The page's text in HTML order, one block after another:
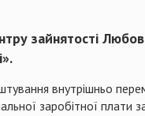
зайнятості
внутрішньо
заробітної плати